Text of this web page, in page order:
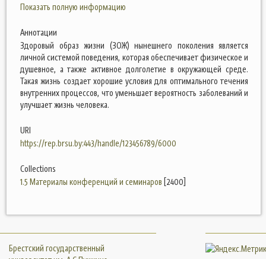
Показать полную информацию
Аннотации
Здоровый образ жизни (ЗОЖ) нынешнего поколения является
личной системой поведения, которая обеспечивает физическое и
душевное, а также активное долголетие в окружающей среде.
Такая жизнь создает хорошие условия для оптимального течения
внутренних процессов, что уменьшает вероятность заболеваний и
улучшает жизнь человека.
URI
https://rep.brsu.by:443/handle/123456789/6000
Collections
1.5 Материалы конференций и семинаров [2400]
Брестский государственный